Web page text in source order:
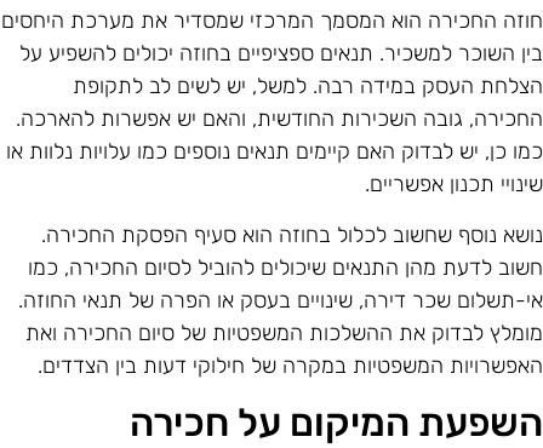
החכירה הוא המסמך המרכזי שמסדיר את מערכת היחסים
השוכר למשכיר. תנאים ספציפיים בחוזה יכולים להשפיע על
העסק במידה רבה. למשל, יש לשים לב לתקופת
גובה השכירות החודשית, והאם יש אפשרות להארכה.
כן, יש לבדוק האם קיימים תנאים נוספים כמו עלויות נלוות או
תכנון אפשריים.
נוסף שחשוב לכלול בחוזה הוא סעיף הפסקת החכירה.
לדעת מהן התנאים שיכולים להוביל לסיום החכירה, כמו
תשלום שכר דירה, שינויים בעסק או הפרה של תנאי החוזה.
לבדוק את ההשלכות המשפטיות של סיום החכירה ואת
המשפטיות במקרה של חילוקי דעות בין הצדדים.
המיקום על חכירה